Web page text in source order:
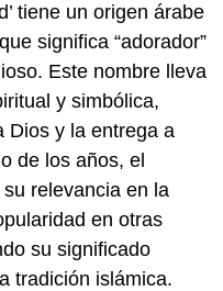
tiene un origen árabe
significa “adorador”
Este nombre lleva
y simbólica,
Dios y la entrega a
de los años, el
su relevancia en la
en otras
su significado
tradición islámica.